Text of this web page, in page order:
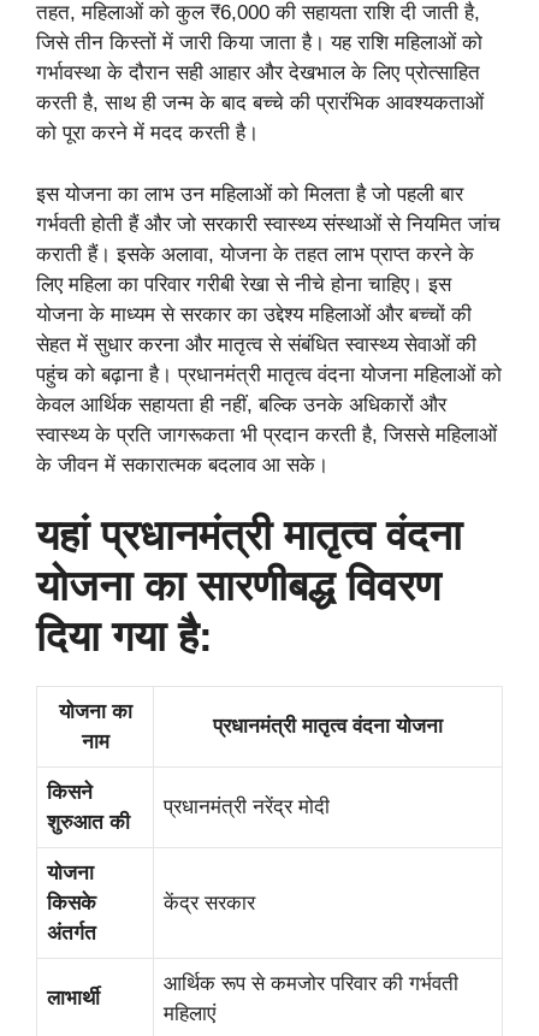
तहत, महिलाओं को कुल ₹6,000 की सहायता राशि दी जाती है,
जिसे तीन किस्तों में जारी किया जाता है। यह राशि महिलाओं को
गर्भावस्था के दौरान सही आहार और देखभाल के लिए प्रोत्साहित
करती है, साथ ही जन्म के बाद बच्चे की प्रारंभिक आवश्यकताओं
को पूरा करने में मदद करती है।
इस योजना का लाभ उन महिलाओं को मिलता है जो पहली बार
गर्भवती होती हैं और जो सरकारी स्वास्थ्य संस्थाओं से नियमित जांच
कराती हैं। इसके अलावा, योजना के तहत लाभ प्राप्त करने के
लिए महिला का परिवार गरीबी रेखा से नीचे होना चाहिए। इस
योजना के माध्यम से सरकार का उद्देश्य महिलाओं और बच्चों की
सेहत में सुधार करना और मातृत्व से संबंधित स्वास्थ्य सेवाओं की
पहुंच को बढ़ाना है। प्रधानमंत्री मातृत्व वंदना योजना महिलाओं को
केवल आर्थिक सहायता ही नहीं, बल्कि उनके अधिकारों और
स्वास्थ्य के प्रति जागरूकता भी प्रदान करती है, जिससे महिलाओं
के जीवन में सकारात्मक बदलाव आ सके।
यहां प्रधानमंत्री मातृत्व वंदना
योजना का सारणीबद्ध विवरण
दिया गया है:
योजना का
नाम
प्रधानमंत्री मातृत्व वंदना योजना
किसने
शुरुआत की
प्रधानमंत्री नरेंद्र मोदी
योजना
किसके
अंतर्गत
केंद्र सरकार
लाभार्थी
आर्थिक रूप से कमजोर परिवार की गर्भवती
महिलाएं